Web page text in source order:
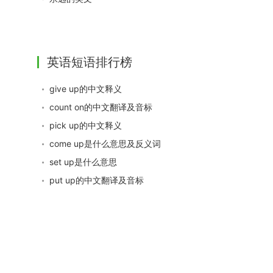
英语短语排行榜
give up的中文释义
count on的中文翻译及音标
pick up的中文释义
come up是什么意思及反义词
set up是什么意思
put up的中文翻译及音标